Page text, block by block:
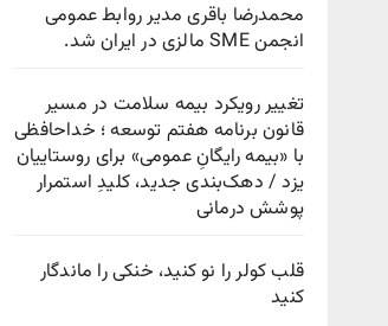
محمدرضا باقری مدیر روابط عمومی
انجمن SME مالزی در ایران شد.
تغییر رویکرد بیمه سلامت در مسیر
قانون برنامه هفتم توسعه ؛ خداحافظی
با «بیمه رایگانِ عمومی» برای روستاییان
یزد / دهک‌بندی جدید، کلیدِ استمرار
پوشش درمانی
قلب کولر را نو کنید، خنکی را ماندگار
کنید